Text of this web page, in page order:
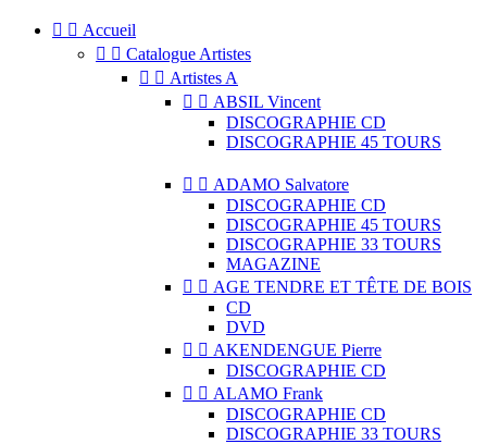
  Accueil
  Catalogue Artistes
  Artistes A
  ABSIL Vincent
DISCOGRAPHIE CD
DISCOGRAPHIE 45 TOURS
  ADAMO Salvatore
DISCOGRAPHIE CD
DISCOGRAPHIE 45 TOURS
DISCOGRAPHIE 33 TOURS
MAGAZINE
  AGE TENDRE ET TÊTE DE BOIS
CD
DVD
  AKENDENGUE Pierre
DISCOGRAPHIE CD
  ALAMO Frank
DISCOGRAPHIE CD
DISCOGRAPHIE 33 TOURS